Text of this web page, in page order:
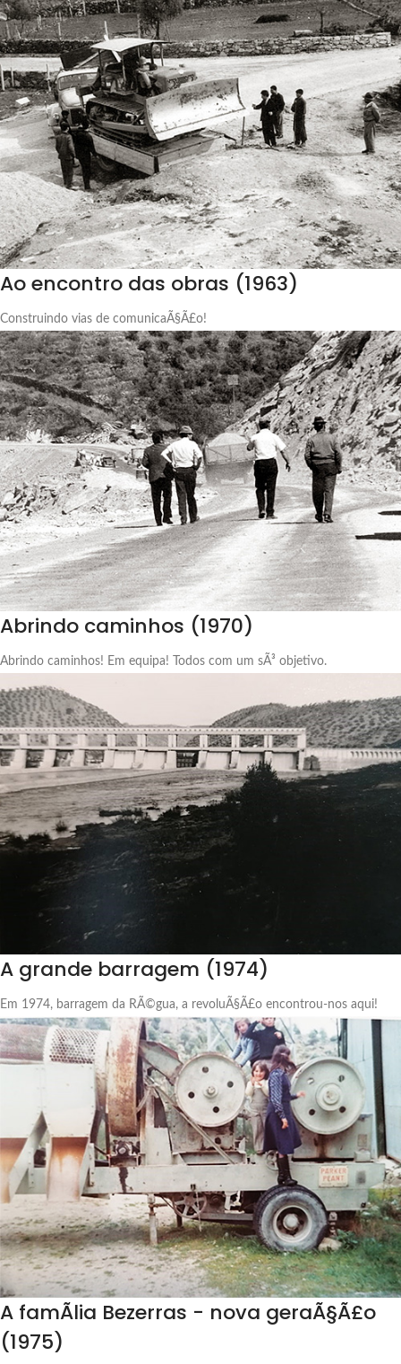
Ao encontro das obras (1963)
Construindo vias de comunicaÃ§Ã£o!
Abrindo caminhos (1970)
Abrindo caminhos! Em equipa! Todos com um sÃ³ objetivo.
A grande barragem (1974)
Em 1974, barragem da RÃ©gua, a revoluÃ§Ã£o encontrou-nos aqui!
A famÃ­lia Bezerras - nova geraÃ§Ã£o
(1975)